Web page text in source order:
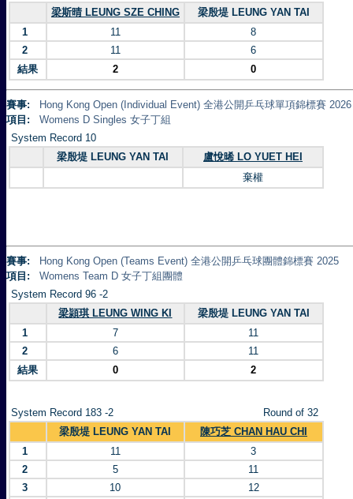
梁斯晴 LEUNG SZE CHING
梁殷堤 LEUNG YAN TAI
1
11
8
2
11
6
結果
2 0
賽事:
Hong Kong Open (Individual Event) 全港公開乒乓球單項錦標賽 2026
項目:
Womens D Singles 女子丁組
System Record 10
梁殷堤 LEUNG YAN TAI
盧悅晞 LO YUET HEI
棄權
賽事:
Hong Kong Open (Teams Event) 全港公開乒乓球團體錦標賽 2025
項目:
Womens Team D 女子丁組團體
System Record 96 -2
梁頴琪 LEUNG WING KI
梁殷堤 LEUNG YAN TAI
1
7
11
2
6
11
結果
0 2
System Record 183 -2
Round of 32
梁殷堤 LEUNG YAN TAI
陳巧芝 CHAN HAU CHI
1
11
3
2
5
11
3
10
12